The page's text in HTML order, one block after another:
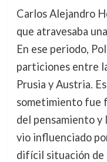
Carlos Alejandro
que atravesaba
En ese periodo,
particiones entre
Prusia y Austria.
sometimiento fue
del pensamiento y
vio influenciado
difícil situación de